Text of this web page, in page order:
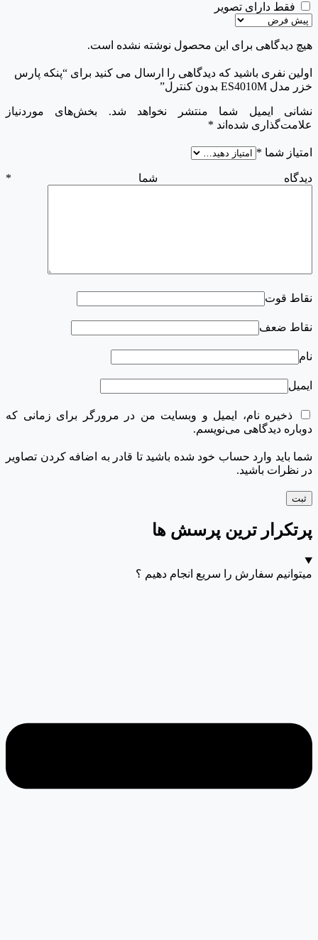
فقط دارای تصویر
هیچ دیدگاهی برای این محصول نوشته نشده است.
اولین نفری باشید که دیدگاهی را ارسال می کنید برای “پنکه پارس
خزر مدل ES4010M بدون کنترل”
نشانی ایمیل شما منتشر نخواهد شد.
بخش‌های موردنیاز
علامت‌گذاری شده‌اند *
امتیاز شما *
دیدگاه شما *
نقاط قوت
نقاط ضعف
نام
ایمیل
ذخیره نام، ایمیل و وبسایت من در مرورگر برای زمانی که
دوباره دیدگاهی می‌نویسم.
شما باید وارد حساب خود شده باشید تا قادر به اضافه کردن تصاویر
در نظرات باشید.
پرتکرار ترین پرسش ها
میتوانیم سفارش را سریع انجام دهیم ؟